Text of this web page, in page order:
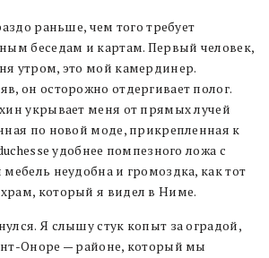
раньше, чем того требует
беседам и картам. Первый человек,
утром, это мой камердинер.
он осторожно отдергивает полог.
укрывает меня от прямых лучей
по новой моде, прикрепленная к
удобнее помпезного ложа с
неудобна и громоздка, как тот
который я видел в Ниме.
Я слышу стук копыт за оградой,
Оноре — районе, который мы